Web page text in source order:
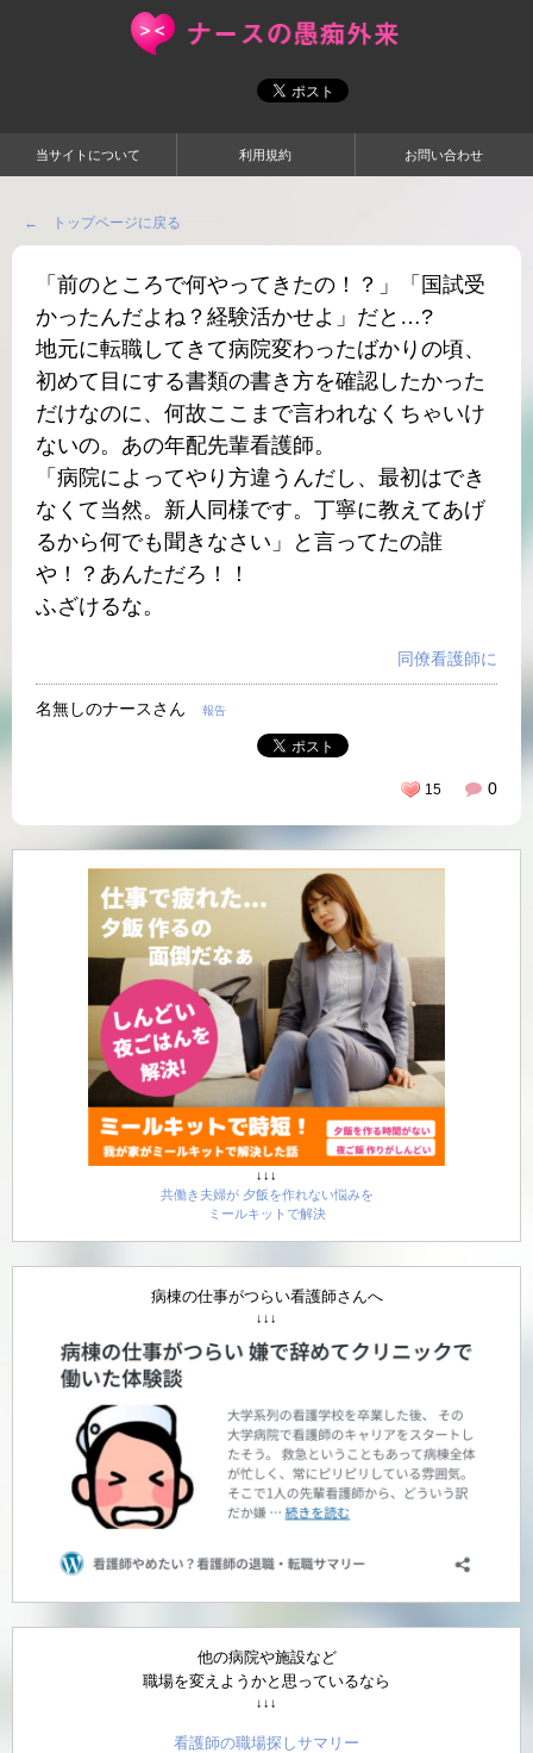
当サイトについて 利用規約 お問い合わせ
← トップページに戻る
「前のところで何やってきたの！？」「国試受
かったんだよね？経験活かせよ」だと…?
地元に転職してきて病院変わったばかりの頃、
初めて目にする書類の書き方を確認したかった
だけなのに、何故ここまで言われなくちゃいけ
ないの。あの年配先輩看護師。
「病院によってやり方違うんだし、最初はでき
なくて当然。新人同様です。丁寧に教えてあげ
るから何でも聞きなさい」と言ってたの誰
や！？あんただろ！！
ふざけるな。
同僚看護師に
名無しのナースさん 報告
0
15
↓↓↓
共働き夫婦が 夕飯を作れない悩みを
ミールキットで解決
病棟の仕事がつらい看護師さんへ
↓↓↓
他の病院や施設など
職場を変えようかと思っているなら
↓↓↓
看護師の職場探しサマリー